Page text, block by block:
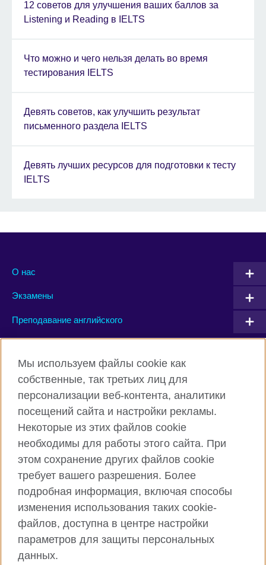
12 советов для улучшения ваших баллов за
Listening и Reading в IELTS
Что можно и чего нельзя делать во время
тестирования IELTS
Девять советов, как улучшить результат
письменного раздела IELTS
Девять лучших ресурсов для подготовки к тесту
IELTS
О нас
Экзамены
Преподавание английского
Facebook Twitter
Instagram YouTube
British Council глобально
Privacy and terms of use
Cookies
Карта сайта
Мы используем файлы cookie как
собственные, так третьих лиц для
персонализации веб-контента, аналитики
посещений сайта и настройки рекламы.
Некоторые из этих файлов cookie
необходимы для работы этого сайта. При
этом сохранение других файлов cookie
требует вашего разрешения. Более
подробная информация, включая способы
изменения использования таких cookie-
файлов, доступна в центре настройки
параметров для защиты персональных
данных.